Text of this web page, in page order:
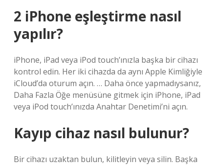
2 iPhone eşleştirme nasıl
yapılır?
iPhone, iPad veya iPod touch’ınızla başka bir cihazı
kontrol edin. Her iki cihazda da aynı Apple Kimliğiyle
iCloud’da oturum açın. … Daha önce yapmadıysanız,
Daha Fazla Öğe menüsüne gitmek için iPhone, iPad
veya iPod touch’ınızda Anahtar Denetimi’ni açın.
Kayıp cihaz nasıl bulunur?
Bir cihazı uzaktan bulun, kilitleyin veya silin. Başka